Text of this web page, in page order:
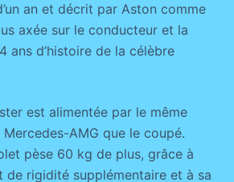
an et décrit par Aston comme
axée sur le conducteur et la
ans d’histoire de la célèbre
est alimentée par le même
AMG que le coupé.
pèse 60 kg de plus, grâce à
de rigidité supplémentaire et à sa